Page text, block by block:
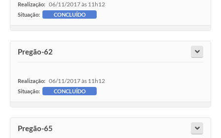
Realização: 06/11/2017 às 11h12
Situação: CONCLUÍDO
Pregão-62
Realização: 06/11/2017 às 11h12
Situação: CONCLUÍDO
Pregão-65